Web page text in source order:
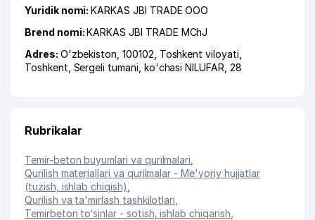
Yuridik nomi:KARKAS JBI TRADE ООО
Brend nomi:KARKAS JBI TRADE MChJ
Adres: O'zbekiston, 100102, Toshkent viloyati
Toshkent Sergeli tumani ko'chasi NILUFAR , 28
Rubrikalar
Temir-beton buyumlari va qurilmalari
Qurilish materiallari va qurilmalar - Me'yoriy hujjatlar
(tuzish, ishlab chiqish)
Qurilish va ta'mirlash tashkilotlari
Temirbeton to‘sinlar - sotish, ishlab chiqarish